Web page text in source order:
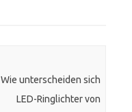
Wie unterscheiden sich
LED-Ringlichter von